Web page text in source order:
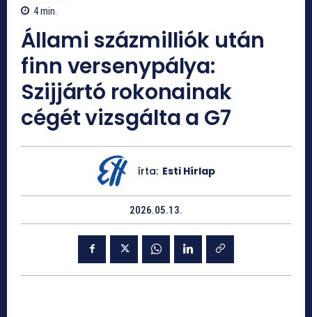
4min.
Állami százmilliók után
finn versenypálya:
Szijjártó rokonainak
cégét vizsgálta a G7
írta: Esti Hírlap
2026.05.13.